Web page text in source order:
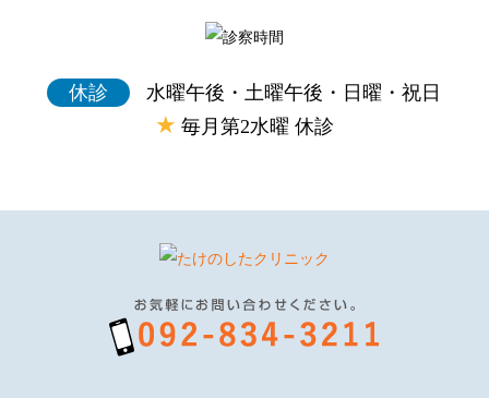
休診 水曜午後・土曜午後・日曜・祝日
★ 毎月第2水曜 休診